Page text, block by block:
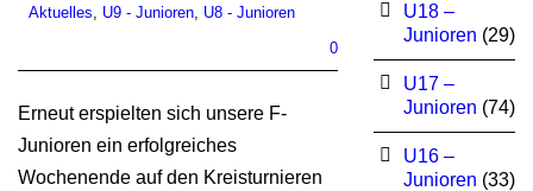
Aktuelles, U9 - Junioren, U8 - Junioren
0
Erneut erspielten sich unsere F-
Junioren ein erfolgreiches
Wochenende auf den Kreisturnieren
U18 –
Junioren (29)
U17 –
Junioren (74)
U16 –
Junioren (33)